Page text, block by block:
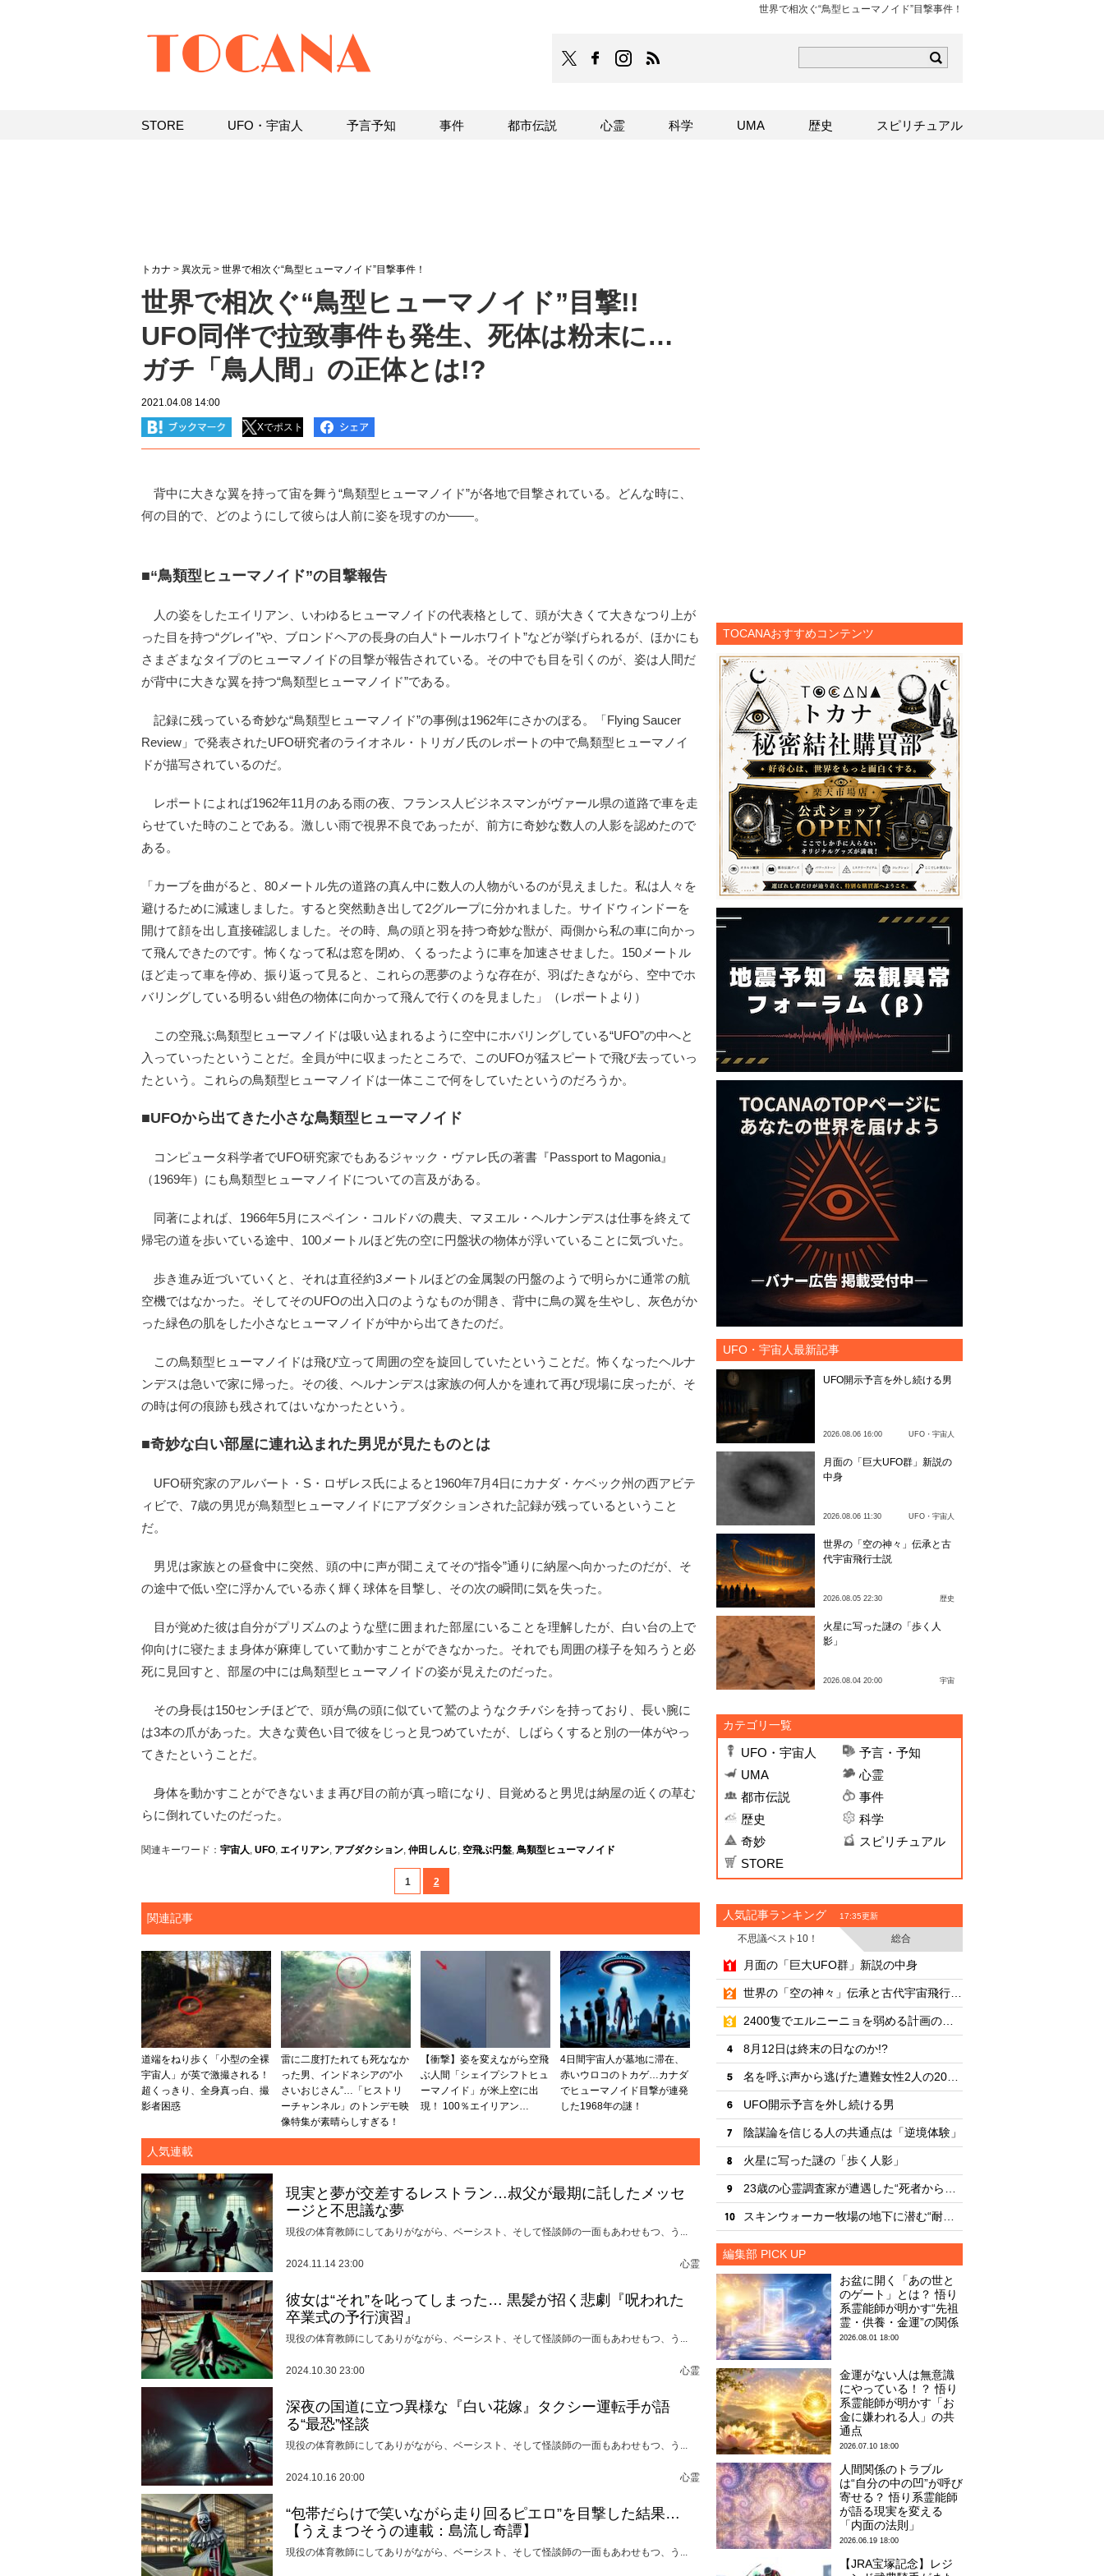
世界で相次ぐ“鳥型ヒューマノイド”目撃事件！
TOCANAのFacebookはこちら
TOCANAのinstagramはこちら
トカナ > 異次元 > 世界で相次ぐ“鳥型ヒューマノイド”目撃事件！
世界で相次ぐ“鳥型ヒューマノイド”目撃!!
UFO同伴で拉致事件も発生、死体は粉末に…
ガチ「鳥人間」の正体とは!?
2021.04.08 14:00
Xでポスト
背中に大きな翼を持って宙を舞う“鳥類型ヒューマノイド”が各地で目撃されている。どんな時に、
何の目的で、どのようにして彼らは人前に姿を現すのか――。
■“鳥類型ヒューマノイド”の目撃報告
人の姿をしたエイリアン、いわゆるヒューマノイドの代表格として、頭が大きくて大きなつり上が
った目を持つ“グレイ”や、ブロンドヘアの長身の白人“トールホワイト”などが挙げられるが、ほかにも
さまざまなタイプのヒューマノイドの目撃が報告されている。その中でも目を引くのが、姿は人間だ
が背中に大きな翼を持つ“鳥類型ヒューマノイド”である。
記録に残っている奇妙な“鳥類型ヒューマノイド”の事例は1962年にさかのぼる。「Flying Saucer
Review」で発表されたUFO研究者のライオネル・トリガノ氏のレポートの中で鳥類型ヒューマノイ
ドが描写されているのだ。
レポートによれば1962年11月のある雨の夜、フランス人ビジネスマンがヴァール県の道路で車を走
らせていた時のことである。激しい雨で視界不良であったが、前方に奇妙な数人の人影を認めたので
ある。
「カーブを曲がると、80メートル先の道路の真ん中に数人の人物がいるのが見えました。私は人々を
避けるために減速しました。すると突然動き出して2グループに分かれました。サイドウィンドーを
開けて顔を出し直接確認しました。その時、鳥の頭と羽を持つ奇妙な獣が、両側から私の車に向かっ
て飛んできたのです。怖くなって私は窓を閉め、くるったように車を加速させました。150メートル
ほど走って車を停め、振り返って見ると、これらの悪夢のような存在が、羽ばたきながら、空中でホ
バリングしている明るい紺色の物体に向かって飛んで行くのを見ました」（レポートより）
この空飛ぶ鳥類型ヒューマノイドは吸い込まれるように空中にホバリングしている“UFO”の中へと
入っていったということだ。全員が中に収まったところで、このUFOが猛スピートで飛び去っていっ
たという。これらの鳥類型ヒューマノイドは一体ここで何をしていたというのだろうか。
■UFOから出てきた小さな鳥類型ヒューマノイド
コンピュータ科学者でUFO研究家でもあるジャック・ヴァレ氏の著書『Passport to Magonia』
（1969年）にも鳥類型ヒューマノイドについての言及がある。
同著によれば、1966年5月にスペイン・コルドバの農夫、マヌエル・ヘルナンデスは仕事を終えて
帰宅の道を歩いている途中、100メートルほど先の空に円盤状の物体が浮いていることに気づいた。
歩き進み近づいていくと、それは直径約3メートルほどの金属製の円盤のようで明らかに通常の航
空機ではなかった。そしてそのUFOの出入口のようなものが開き、背中に鳥の翼を生やし、灰色がか
った緑色の肌をした小さなヒューマノイドが中から出てきたのだ。
この鳥類型ヒューマノイドは飛び立って周囲の空を旋回していたということだ。怖くなったヘルナ
ンデスは急いで家に帰った。その後、ヘルナンデスは家族の何人かを連れて再び現場に戻ったが、そ
の時は何の痕跡も残されてはいなかったという。
■奇妙な白い部屋に連れ込まれた男児が見たものとは
UFO研究家のアルバート・S・ロザレス氏によると1960年7月4日にカナダ・ケベック州の西アビテ
ィビで、7歳の男児が鳥類型ヒューマノイドにアブダクションされた記録が残っているということ
だ。
男児は家族との昼食中に突然、頭の中に声が聞こえてその“指令”通りに納屋へ向かったのだが、そ
の途中で低い空に浮かんでいる赤く輝く球体を目撃し、その次の瞬間に気を失った。
目が覚めた彼は自分がプリズムのような壁に囲まれた部屋にいることを理解したが、白い台の上で
仰向けに寝たまま身体が麻痺していて動かすことができなかった。それでも周囲の様子を知ろうと必
死に見回すと、部屋の中には鳥類型ヒューマノイドの姿が見えたのだった。
その身長は150センチほどで、頭が鳥の頭に似ていて鷲のようなクチバシを持っており、長い腕に
は3本の爪があった。大きな黄色い目で彼をじっと見つめていたが、しばらくすると別の一体がやっ
てきたということだ。
身体を動かすことができないまま再び目の前が真っ暗になり、目覚めると男児は納屋の近くの草む
らに倒れていたのだった。
関連キーワード： 宇宙人, UFO, エイリアン, アブダクション, 仲田しんじ, 空飛ぶ円盤, 鳥類型ヒューマノイド
1 2
関連記事
道端をねり歩く「小型の全裸
宇宙人」が英で激撮される！
超くっきり、全身真っ白、撮
影者困惑
雷に二度打たれても死ななか
った男、インドネシアの“小
さいおじさん”…「ヒストリ
ーチャンネル」のトンデモ映
像特集が素晴らしすぎる！
【衝撃】姿を変えながら空飛
ぶ人間「シェイプシフトヒュ
ーマノイド」が米上空に出
現！ 100％エイリアン…
4日間宇宙人が墓地に滞在、
赤いウロコのトカゲ…カナダ
でヒューマノイド目撃が連発
した1968年の謎！
人気連載
現実と夢が交差するレストラン…叔父が最期に託したメッセ
ージと不思議な夢
現役の体育教師にしてありがながら、ベーシスト、そして怪談師の一面もあわせもつ、う...
2024.11.14 23:00 心霊
彼女は“それ”を叱ってしまった… 黒髪が招く悲劇『呪われた
卒業式の予行演習』
現役の体育教師にしてありがながら、ベーシスト、そして怪談師の一面もあわせもつ、う...
2024.10.30 23:00 心霊
深夜の国道に立つ異様な『白い花嫁』タクシー運転手が語
る“最恐”怪談
現役の体育教師にしてありがながら、ベーシスト、そして怪談師の一面もあわせもつ、う...
2024.10.16 20:00 心霊
“包帯だらけで笑いながら走り回るピエロ”を目撃した結果…
【うえまつそうの連載：島流し奇譚】
現役の体育教師にしてありがながら、ベーシスト、そして怪談師の一面もあわせもつ、う...
TOCANAおすすめコンテンツ
UFO・宇宙人最新記事
UFO開示予言を外し続ける男
2026.08.06 16:00 UFO・宇宙人
月面の「巨大UFO群」新説の
中身
2026.08.06 11:30 UFO・宇宙人
世界の「空の神々」伝承と古
代宇宙飛行士説
2026.08.05 22:30 歴史
火星に写った謎の「歩く人
影」
2026.08.04 20:00 宇宙
カテゴリ一覧
UFO・宇宙人
予言・予知
UMA
心霊
都市伝説
事件
歴史
科学
奇妙
スピリチュアル
STORE
人気記事ランキング 17:35更新
不思議ベスト10！
総合
・
月面の「巨大UFO群」新説の中身
・
・
・
8月12日は終末の日なのか!?
・
・
UFO開示予言を外し続ける男
・
陰謀論を信じる人の共通点は「逆境体験」
・
火星に写った謎の「歩く人影」
・
・
編集部 PICK UP
お盆に開く「あの世と
のゲート」とは？ 悟り
系霊能師が明かす“先祖
霊・供養・金運”の関係
2026.08.01 18:00
金運がない人は無意識
にやっている！？ 悟り
系霊能師が明かす「お
金に嫌われる人」の共
通点
2026.07.10 18:00
人間関係のトラブル
は“自分の中の凹”が呼び
寄せる？ 悟り系霊能師
が語る現実を変える
「内面の法則」
2026.06.19 18:00
【JRA宝塚記念】レジ
STORE UFO・宇宙人 予言予知 事件 都市伝説 心霊 科学 UMA 歴史 スピリチュアル